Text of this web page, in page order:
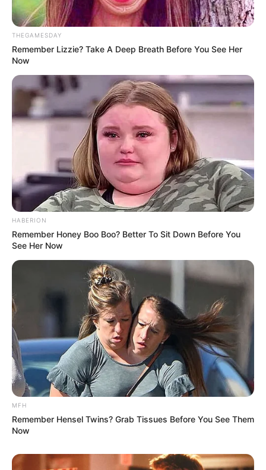
3. Menggabungkan sesama biru? Siapa takut. Biru
muda dan biru dongker sangat cocok dipakai untuk
berbagai acara
THEGAMESDAY
Remember Lizzie? Take A Deep Breath Before You See Her
Now
HABERION
Remember Honey Boo Boo? Better To Sit Down Before You
See Her Now
MFH
Remember Hensel Twins? Grab Tissues Before You See Them
Now